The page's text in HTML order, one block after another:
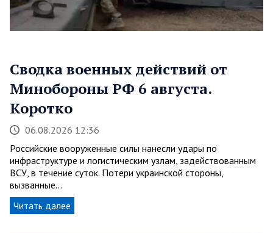
Сводка военных действий от
Минобороны РФ 6 августа.
Коротко
06.08.2026 12:36
Российские вооруженные силы нанесли удары по
инфраструктуре и логистическим узлам, задействованным
ВСУ, в течение суток. Потери украинской стороны,
вызванные…
Читать далее